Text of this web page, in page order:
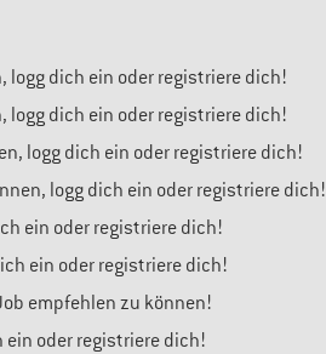
logg dich ein oder registriere dich!
logg dich ein oder registriere dich!
logg dich ein oder registriere dich!
logg dich ein oder registriere dich!
ein oder registriere dich!
ein oder registriere dich!
empfehlen zu können!
ein oder registriere dich!